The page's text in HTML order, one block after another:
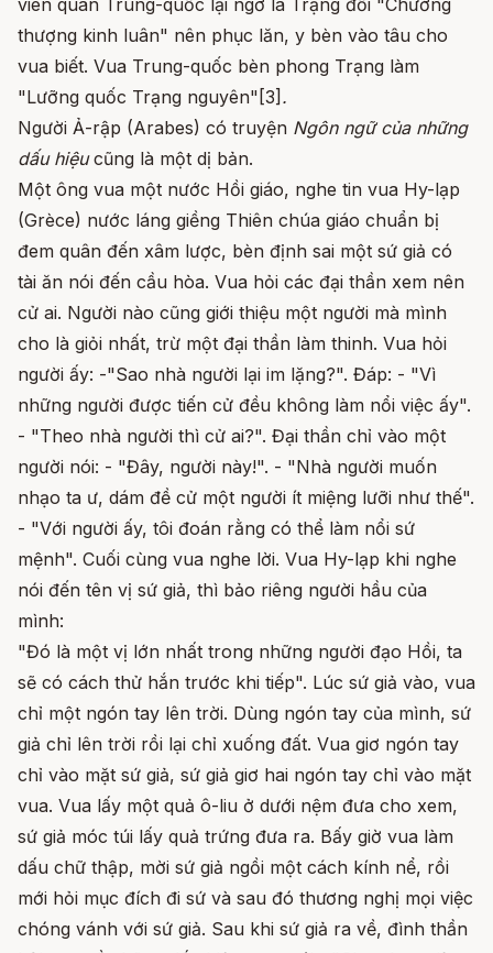
thượng kinh luân" nên phục lăn, y bèn vào tâu cho
vua biết. Vua Trung-quốc bèn phong Trạng làm
"Lưỡng quốc Trạng nguyên"[3] .
Người Ả-rập (Arabes) có truyện Ngôn ngữ của những
dấu hiệucũng là một dị bản.
Một ông vua một nước Hồi giáo, nghe tin vua Hy-lạp
(Grèce) nước láng giềng Thiên chúa giáo chuẩn bị
đem quân đến xâm lược, bèn định sai một sứ giả có
tài ăn nói đến cầu hòa. Vua hỏi các đại thần xem nên
cử ai. Người nào cũng giới thiệu một người mà mình
cho là giỏi nhất, trừ một đại thần làm thinh. Vua hỏi
người ấy: -"Sao nhà người lại im lặng?". Đáp: - "Vì
những người được tiến cử đều không làm nổi việc ấy".
- "Theo nhà người thì cử ai?". Đại thần chỉ vào một
người nói: - "Đây, người này!". - "Nhà người muốn
nhạo ta ư, dám đề cử một người ít miệng lưỡi như thế".
- "Với người ấy, tôi đoán rằng có thể làm nổi sứ
mệnh". Cuối cùng vua nghe lời. Vua Hy-lạp khi nghe
nói đến tên vị sứ giả, thì bảo riêng người hầu của
mình:
"Đó là một vị lớn nhất trong những người đạo Hồi, ta
sẽ có cách thử hắn trước khi tiếp". Lúc sứ giả vào, vua
chỉ một ngón tay lên trời. Dùng ngón tay của mình, sứ
giả chỉ lên trời rồi lại chỉ xuống đất. Vua giơ ngón tay
chỉ vào mặt sứ giả, sứ giả giơ hai ngón tay chỉ vào mặt
vua. Vua lấy một quả ô-liu ở dưới nệm đưa cho xem,
sứ giả móc túi lấy quả trứng đưa ra. Bấy giờ vua làm
dấu chữ thập, mời sứ giả ngồi một cách kính nể, rồi
mới hỏi mục đích đi sứ và sau đó thương nghị mọi việc
chóng vánh với sứ giả. Sau khi sứ giả ra về, đình thần